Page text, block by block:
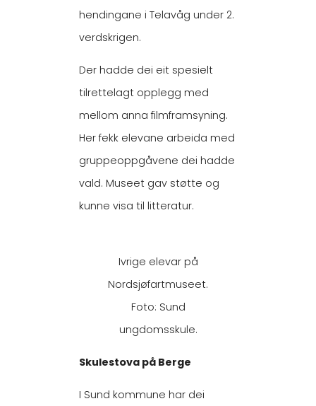
hendingane i Telavåg under 2.
verdskrigen.
Der hadde dei eit spesielt
tilrettelagt opplegg med
mellom anna filmframsyning.
Her fekk elevane arbeida med
gruppeoppgåvene dei hadde
vald. Museet gav støtte og
kunne visa til litteratur.
Ivrige elevar på
Nordsjøfartmuseet.
Foto: Sund
ungdomsskule.
Skulestova på Berge
I Sund kommune har dei